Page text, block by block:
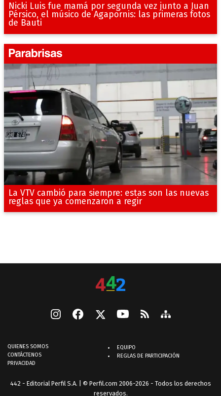
Nicki Luis fue mamá por segunda vez junto a Juan
Pérsico, el músico de Agapornis: las primeras fotos
de Bauti
La VTV cambió para siempre: estas son las nuevas
reglas que ya comenzaron a regir
QUIENES SOMOS
CONTÁCTENOS
PRIVACIDAD
EQUIPO
REGLAS DE PARTICIPACIÓN
442 - Editorial Perfil S.A. | © Perfil.com 2006-2026 - Todos los derechos
reservados.